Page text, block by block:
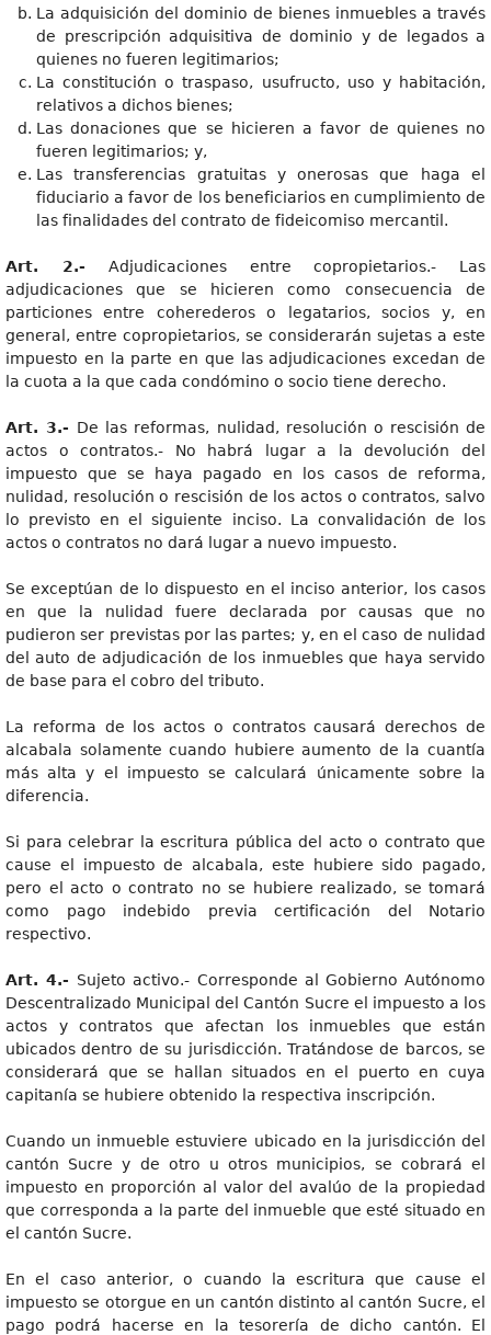
La adquisición del dominio de bienes inmuebles a través
de prescripción adquisitiva de dominio y de legados a
quienes no fueren legitimarios;
La constitución o traspaso, usufructo, uso y habitación,
relativos a dichos bienes;
Las donaciones que se hicieren a favor de quienes no
fueren legitimarios; y,
Las transferencias gratuitas y onerosas que haga el
fiduciario a favor de los beneficiarios en cumplimiento de
las finalidades del contrato de fideicomiso mercantil.
Art. 2.-Adjudicaciones entre copropietarios.- Las
adjudicaciones que se hicieren como consecuencia de
particiones entre coherederos o legatarios, socios y, en
general, entre copropietarios, se considerarán sujetas a este
impuesto en la parte en que las adjudicaciones excedan de
la cuota a la que cada condómino o socio tiene derecho.
Art. 3.- De las reformas, nulidad, resolución o rescisión de
actos o contratos.- No habrá lugar a la devolución del
impuesto que se haya pagado en los casos de reforma,
nulidad, resolución o rescisión de los actos o contratos, salvo
lo previsto en el siguiente inciso. La convalidación de los
actos o contratos no dará lugar a nuevo impuesto.
Se exceptúan de lo dispuesto en el inciso anterior, los casos
en que la nulidad fuere declarada por causas que no
pudieron ser previstas por las partes; y, en el caso de nulidad
del auto de adjudicación de los inmuebles que haya servido
de base para el cobro del tributo.
La reforma de los actos o contratos causará derechos de
alcabala solamente cuando hubiere aumento de la cuantía
más alta y el impuesto se calculará únicamente sobre la
diferencia.
Si para celebrar la escritura pública del acto o contrato que
cause el impuesto de alcabala, este hubiere sido pagado,
pero el acto o contrato no se hubiere realizado, se tomará
como pago indebido previa certificación del Notario
respectivo.
Art. 4.- Sujeto activo.- Corresponde al Gobierno Autónomo
Descentralizado Municipal del Cantón Sucre el impuesto a los
actos y contratos que afectan los inmuebles que están
ubicados dentro de su jurisdicción. Tratándose de barcos, se
considerará que se hallan situados en el puerto en cuya
capitanía se hubiere obtenido la respectiva inscripción.
Cuando un inmueble estuviere ubicado en la jurisdicción del
cantón Sucre y de otro u otros municipios, se cobrará el
impuesto en proporción al valor del avalúo de la propiedad
que corresponda a la parte del inmueble que esté situado en
el cantón Sucre.
En el caso anterior, o cuando la escritura que cause el
impuesto se otorgue en un cantón distinto al cantón Sucre, el
pago podrá hacerse en la tesorería de dicho cantón. El